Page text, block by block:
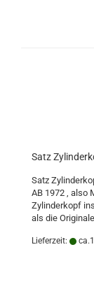
Satz
Satz
AB 1972 , also
Zylinderkopf
als die
Lieferzeit: